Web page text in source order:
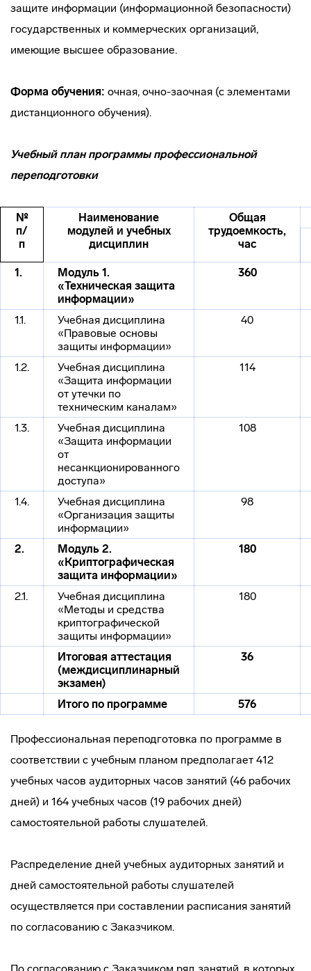
защите информации (информационной безопасности)
государственных и коммерческих организаций,
имеющие высшее образование.
Форма обучения: очная, очно-заочная (с элементами
дистанционного обучения).
Учебный план программы профессиональной
переподготовки
№
п/
п
Наименование
модулей и учебных
дисциплин
Общая
трудоемкость,
час
1.
Модуль 1.
«Техническая защита
информации»
360
1.1.
Учебная дисциплина
«Правовые основы
защиты информации»
40
1.2.
Учебная дисциплина
«Защита информации
от утечки по
техническим каналам»
114
1.3.
Учебная дисциплина
«Защита информации
от
несанкционированного
доступа»
108
1.4.
Учебная дисциплина
«Организация защиты
информации»
98
2.
Модуль 2.
«Криптографическая
защита информации»
180
2.1.
Учебная дисциплина
«Методы и средства
криптографической
защиты информации»
180
Итоговая аттестация
(междисциплинарный
экзамен)
36
Итого по программе 576
Профессиональная переподготовка по программе в
соответствии с учебным планом предполагает 412
учебных часов аудиторных часов занятий (46 рабочих
дней) и 164 учебных часов (19 рабочих дней)
самостоятельной работы слушателей.
Распределение дней учебных аудиторных занятий и
дней самостоятельной работы слушателей
осуществляется при составлении расписания занятий
по согласованию с Заказчиком.